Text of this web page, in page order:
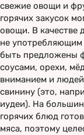
свежие овощи и
горячих закусок
овощи. В качестве
не
быть предложены
соусами, орехи,
вниманием и
свинину (это,
иудеи). На
горячих блюд
мяса, поэтому